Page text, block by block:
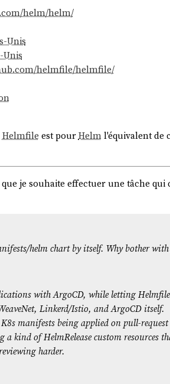
helm/helm/
Unis
Unis
helmfile/helmfile/
Helmfile est pourHelml'équivalent de
je souhaite effectuer une tâche qui
helm chart by itself. Why bother with
with ArgoCD, while letting
Linkerd/Istio, and ArgoCD itself.
manifests being applied on pull-
kind of HelmRelease custom resources
harder.